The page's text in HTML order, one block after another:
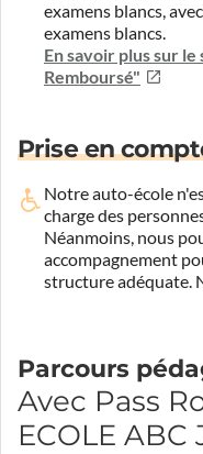
examens blancs,
examens blancs.
En savoir plus sur
Remboursé"
Prise en
Notre auto-école
charge des
Néanmoins, nous
accompagnement
structure adéquate.
Parcours
Avec Pass
ECOLE ABC